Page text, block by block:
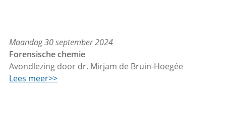
Maandag 30 september 2024
Forensische chemie
Avondlezing door dr. Mirjam de Bruin-Hoegée
Lees meer>>